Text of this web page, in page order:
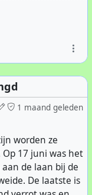
rondleiding door
van de
het dat er
en dieren is
een bezoek te
van
mochten in
veel
Maar
van maar
1 maand geleden
worden ze
17 juni was het
de laan bij de
De laatste is